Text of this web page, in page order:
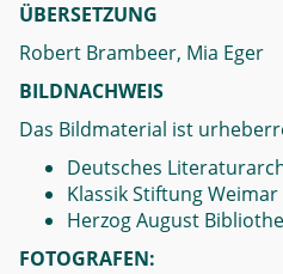
ÜBERSETZUNG
Robert Brambeer, Mia Eger
BILDNACHWEIS
Das Bildmaterial ist
Deutsches
Klassik Stiftung Weimar
Herzog August
FOTOGRAFEN: